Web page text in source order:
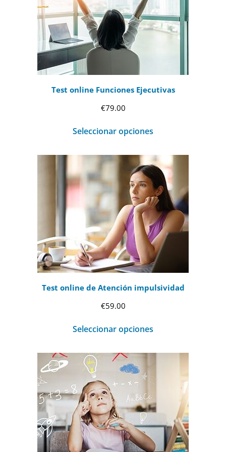
Test online Funciones Ejecutivas
€79.00
Seleccionar opciones
Test online de Atención impulsividad
€59.00
Seleccionar opciones